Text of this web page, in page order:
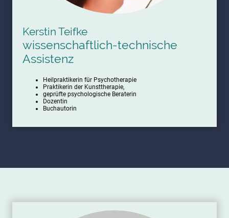
Kerstin Teifke
wissenschaftlich-technische
Assistenz
Heilpraktikerin für Psychotherapie
Praktikerin der Kunsttherapie,
geprüfte psychologische Beraterin
Dozentin
Buchautorin